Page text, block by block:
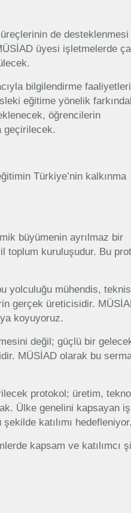
de desteklenmesi
üyesi işletmelerde
bilgilendirme faaliyetleri
eğitime yönelik
öğrencilerin
geçirilecek.
Türkiye’nin kalkınma
büyümenin ayrılmaz bir
toplum kuruluşudur. Bu
yolculuğu mühendis,
gerçek üreticisidir.
koyuyoruz.
değil; güçlü bir
MÜSİAD olarak bu
protokol; üretim,
Ülke genelini kapsayan iş
katılımı hedefleniyor.
kapsam ve katılımcı